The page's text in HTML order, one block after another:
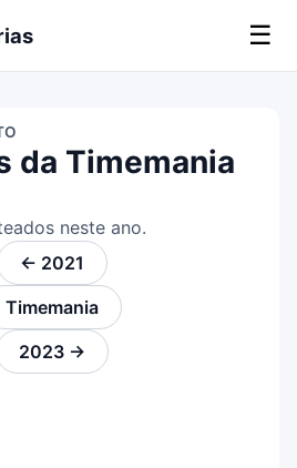
☰
da Timemania
neste ano.
← 2021
Timemania
2023 →